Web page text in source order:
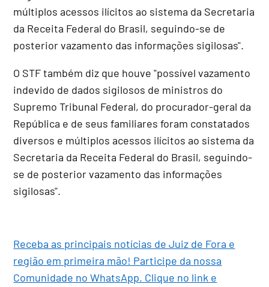
múltiplos acessos ilícitos ao sistema da Secretaria
da Receita Federal do Brasil, seguindo-se de
posterior vazamento das informações sigilosas".
O STF também diz que houve "possível vazamento
indevido de dados sigilosos de ministros do
Supremo Tribunal Federal, do procurador-geral da
República e de seus familiares foram constatados
diversos e múltiplos acessos ilícitos ao sistema da
Secretaria da Receita Federal do Brasil, seguindo-
se de posterior vazamento das informações
sigilosas".
Receba as principais notícias de Juiz de Fora e
região em primeira mão! Participe da nossa
Comunidade no WhatsApp. Clique no link e